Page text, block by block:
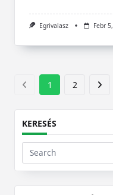
Egrivalasz Febr
1 2
KERESÉS
Search
for: